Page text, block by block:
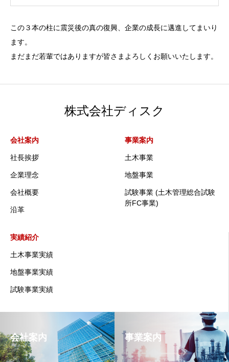
この３本の柱に震災後の真の復興、企業の成長に邁進してまいり
ます。
まだまだ若輩ではありますが皆さまよろしくお願いいたします。
株式会社ディスク
会社案内
社長挨拶
企業理念
会社概要
沿革
事業案内
土木事業
地盤事業
試験事業 (土木管理総合試験
所FC事業)
実績紹介
土木事業実績
地盤事業実績
試験事業実績
会社案内 事業案内